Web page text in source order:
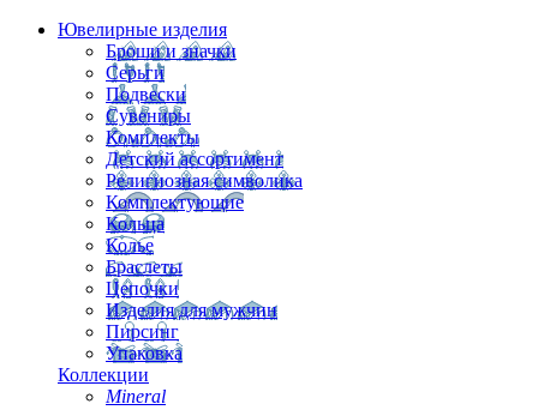
Ювелирные изделия
Броши и значки
Серьги
Подвески
Сувениры
Комплекты
Детский ассортимент
Религиозная символика
Комплектующие
Кольца
Колье
Браслеты
Цепочки
Изделия для мужчин
Пирсинг
Упаковка
Коллекции
Mineral